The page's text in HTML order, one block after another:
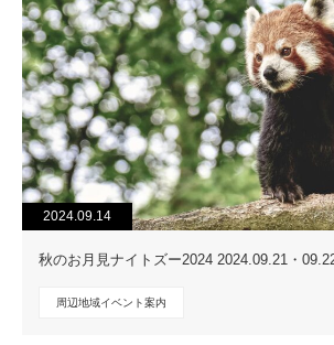
2024.09.14
秋のお月見ナイトズー2024 2024.09.21・
周辺地域イベント案内